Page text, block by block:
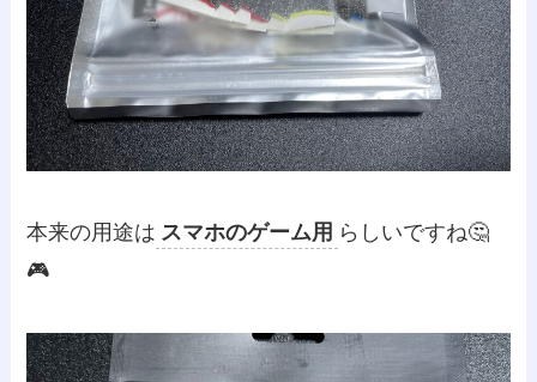
本来の用途は スマホのゲーム用 らしいですね🤔
🎮